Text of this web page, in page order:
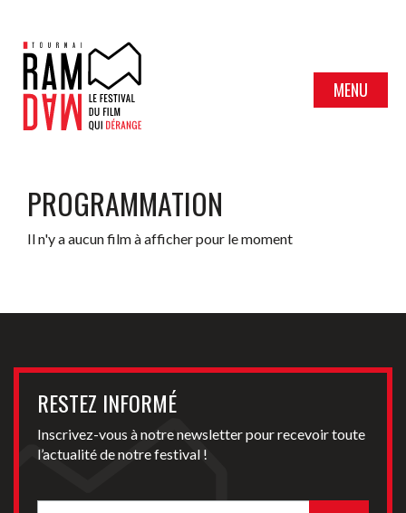
MENU
PROGRAMMATION
Il n'y a aucun film à afficher pour le moment
RESTEZ INFORMÉ
Inscrivez-vous à notre newsletter pour recevoir toute
l’actualité de notre festival !